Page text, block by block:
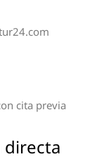
cita previa
directa